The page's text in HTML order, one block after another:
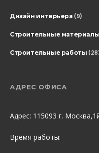
Дизайн интерьера (9)
Строительные материалы
Строительные работы
АДРЕС ОФИСА
Адрес: 115093 г.
Время работы: